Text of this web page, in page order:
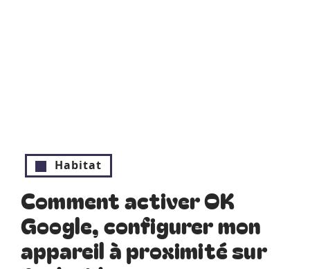
Habitat
Comment activer OK
Google, configurer mon
appareil à proximité sur